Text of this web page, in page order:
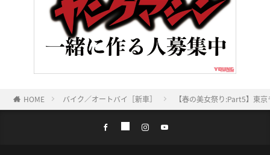
HOME バイク／オートバイ［新車］ 【春の美女祭り:Part5】東